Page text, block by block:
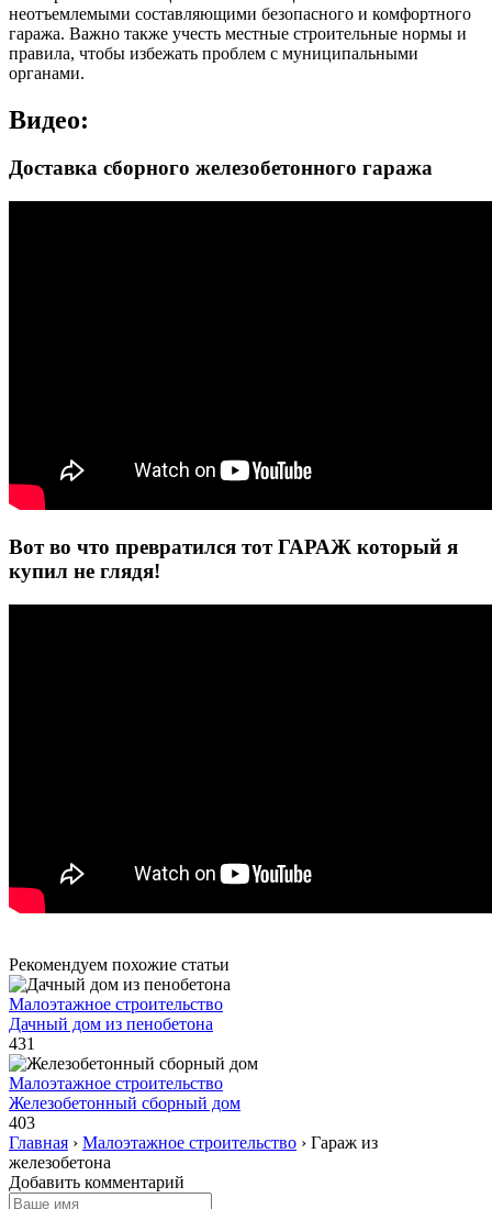
неотъемлемыми составляющими безопасного и комфортного
гаража. Важно также учесть местные строительные нормы и
правила, чтобы избежать проблем с муниципальными
органами.
Видео:
Доставка сборного железобетонного гаража
Вот во что превратился тот ГАРАЖ который я
купил не глядя!
Рекомендуем похожие статьи
Малоэтажное строительство
Дачный дом из пенобетона
431
Малоэтажное строительство
Железобетонный сборный дом
403
Главная › Малоэтажное строительство › Гараж из
железобетона
Добавить комментарий